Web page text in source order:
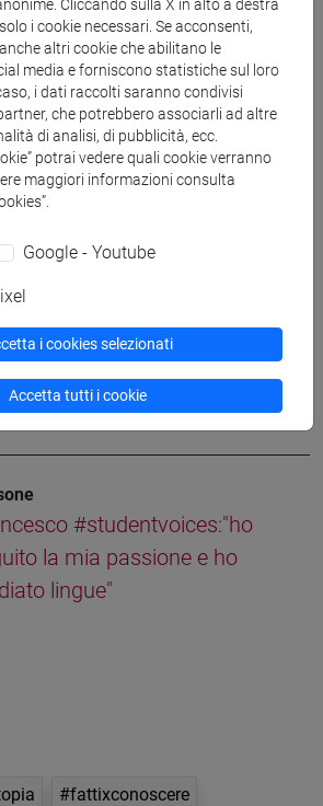
e cultura
senza confini: dal 2 al 5 aprile
Incroci di civiltà
di tesi sulla violenza di genere
e cultura
componimenti poetici vincono la
edizione di ‘Pane e
#studentvoices:"ho
la mia passione e ho
lingue"
#fattixconoscere
Cliccando sulla X in alto a destra
i cookie necessari. Se acconsenti,
altri cookie che abilitano le
media e forniscono statistiche sul loro
i dati raccolti saranno condivisi
che potrebbero associarli ad altre
di analisi, di pubblicità, ecc.
potrai vedere quali cookie verranno
maggiori informazioni consulta
Google - Youtube
i cookies selezionati
Accetta tutti i cookie